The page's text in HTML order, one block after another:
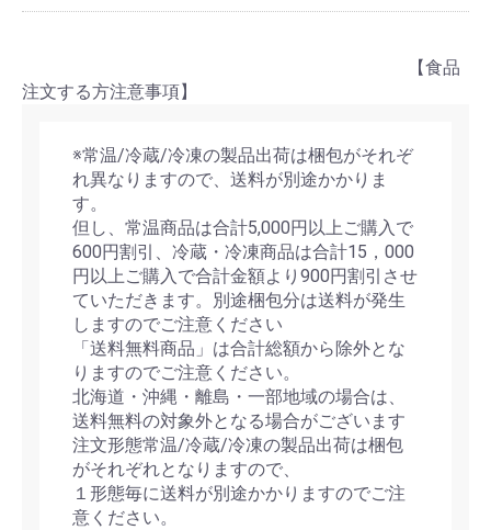
【食品
注文する方注意事項】
※常温/冷蔵/冷凍の製品出荷は梱包がそれぞ
れ異なりますので、送料が別途かかりま
す。
但し、常温商品は合計5,000円以上ご購入で
600円割引、冷蔵・冷凍商品は合計15，000
円以上ご購入で合計金額より900円割引させ
ていただきます。別途梱包分は送料が発生
しますのでご注意ください
「送料無料商品」は合計総額から除外とな
りますのでご注意ください。
北海道・沖縄・離島・一部地域の場合は、
送料無料の対象外となる場合がございます
注文形態常温/冷蔵/冷凍の製品出荷は梱包
がそれぞれとなりますので、
１形態毎に送料が別途かかりますのでご注
意ください。